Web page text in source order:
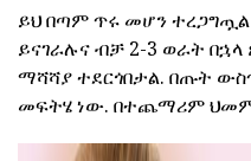
ይህ በጣም ጥሩ መሆን
ይናገራሉና ብቻ 2-3 ወራት
ማሻሻያ ተደርጎበታል. በጡት
መፍትሄ ነው. በተጨማሪም ህመም